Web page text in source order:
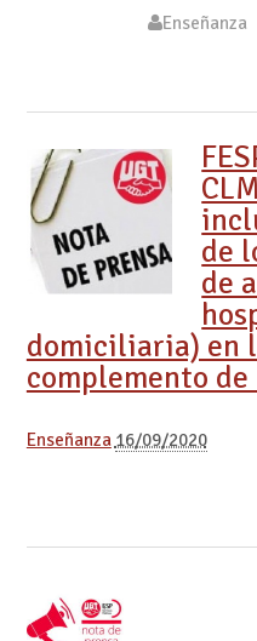
Enseñanza
de
de
domiciliaria) en
complemento de
Enseñanza 16/09/2020